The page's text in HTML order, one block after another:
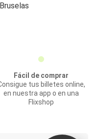
Fácil de comprar
tus billetes online,
en nuestra app o en una
Flixshop